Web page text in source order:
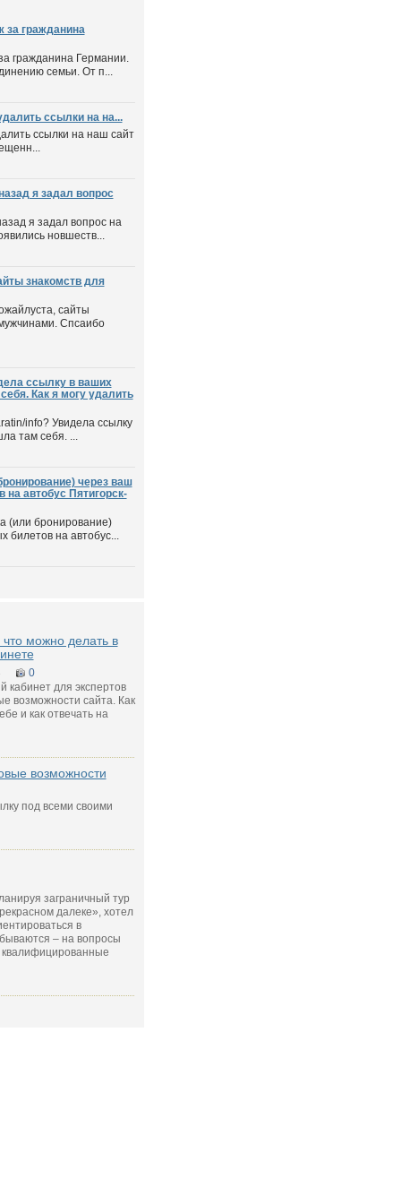
гражданина
гражданина Германии.
семьи. От п...
ссылки на на...
ссылки на наш сайт
я задал вопрос
я задал вопрос на
новшеств...
знакомств для
сайты
Спсаибо
ссылку в ваших
Как я могу удалить
info? Увидела ссылку
там себя. ...
через ваш
на автобус Пятигорск-
(или бронирование)
билетов на автобус...
можно делать в
0
кабинет для экспертов
возможности сайта. Как
и как отвечать на
возможности
под всеми своими
заграничный тур
далеке», хотел
в
– на вопросы
квалифицированные